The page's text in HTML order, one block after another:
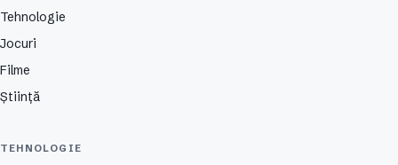
Tehnologie
Jocuri
Filme
Știință
TEHNOLOGIE